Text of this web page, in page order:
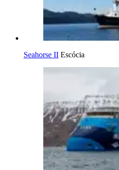
Seahorse II Escócia